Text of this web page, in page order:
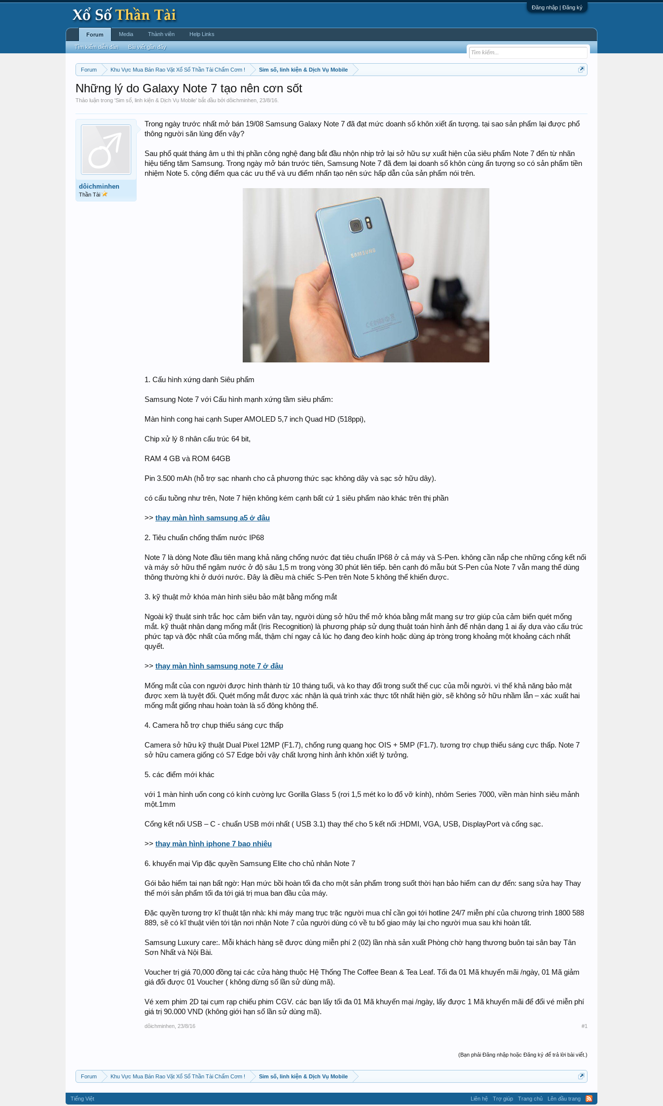
Đăng nhập | Đăng ký
Forum Khu Vực Mua Bán Rao Vặt Xổ Số Thần Tài Chấm Cơm ! Sim số, linh kiện & Dịch Vụ Mobile
Những lý do Galaxy Note 7 tạo nên cơn sốt
Thảo luận trong 'Sim số, linh kiện & Dịch Vụ Mobile' bắt đầu bởi dôichminhen 23/8/16
dôichminhen
Thần Tài
Trong ngày trước nhất mở bán 19/08 Samsung Galaxy Note 7 đã đạt mức doanh số khôn xiết ấn tượng. tại sao sản phẩm lại được phổ
thông người săn lùng đến vậy?
Sau phổ quát tháng âm u thì thị phần công nghệ đang bắt đầu nhộn nhịp trở lại sở hữu sự xuất hiện của siêu phẩm Note 7 đến từ nhãn
hiệu tiếng tăm Samsung. Trong ngày mở bán trước tiên, Samsung Note 7 đã đem lại doanh số khôn cùng ấn tượng so có sản phẩm tiền
nhiệm Note 5. cộng điểm qua các ưu thế và ưu điểm nhấn tạo nên sức hấp dẫn của sản phẩm nói trên.
1. Cấu hình xứng danh Siêu phẩm
Samsung Note 7 với Cấu hình mạnh xứng tầm siêu phẩm:
Màn hình cong hai cạnh Super AMOLED 5,7 inch Quad HD (518ppi),
Chip xử lý 8 nhân cấu trúc 64 bit,
RAM 4 GB và ROM 64GB
Pin 3.500 mAh (hỗ trợ sạc nhanh cho cả phương thức sạc không dây và sạc sở hữu dây).
có cấu tuồng như trên, Note 7 hiện không kém cạnh bất cứ 1 siêu phẩm nào khác trên thị phần
>> thay màn hình samsung a5 ở đâu
2. Tiêu chuẩn chống thấm nước IP68
Note 7 là dòng Note đầu tiên mang khả năng chống nước đạt tiêu chuẩn IP68 ở cả máy và S-Pen. không cần nắp che những cổng kết nối
và máy sở hữu thể ngâm nước ở độ sâu 1,5 m trong vòng 30 phút liên tiếp. bên cạnh đó mẫu bút S-Pen của Note 7 vẫn mang thể dùng
thông thường khi ở dưới nước. Đây là điều mà chiếc S-Pen trên Note 5 không thể khiến được.
3. kỹ thuật mở khóa màn hình siêu bảo mật bằng mống mắt
Ngoài kỹ thuật sinh trắc học cảm biến vân tay, người dùng sở hữu thể mở khóa bằng mắt mang sự trợ giúp của cảm biến quét mống
mắt. kỹ thuật nhận dạng mống mắt (Iris Recognition) là phương pháp sử dụng thuật toán hình ảnh để nhận dạng 1 ai ấy dựa vào cấu trúc
phức tạp và độc nhất của mống mắt, thậm chí ngay cả lúc họ đang đeo kính hoặc dùng áp tròng trong khoảng một khoảng cách nhất
quyết.
>> thay màn hình samsung note 7 ở đâu
Mống mắt của con người được hình thành từ 10 tháng tuổi, và ko thay đổi trong suốt thế cục của mỗi người. vì thế khả năng bảo mật
được xem là tuyệt đối. Quét mống mắt được xác nhận là quá trình xác thực tốt nhất hiện giờ, sẽ không sở hữu nhầm lẫn – xác xuất hai
mống mắt giống nhau hoàn toàn là số đông không thể.
4. Camera hỗ trợ chụp thiếu sáng cực thấp
Camera sở hữu kỹ thuật Dual Pixel 12MP (F1.7), chống rung quang học OIS + 5MP (F1.7). tương trợ chụp thiếu sáng cực thấp. Note 7
sở hữu camera giống có S7 Edge bởi vậy chất lượng hình ảnh khôn xiết lý tưởng.
5. các điểm mới khác
với 1 màn hình uốn cong có kính cường lực Gorilla Glass 5 (rơi 1,5 mét ko lo đổ vỡ kính), nhôm Series 7000, viền màn hình siêu mảnh
một.1mm
Cổng kết nối USB – C - chuẩn USB mới nhất ( USB 3.1) thay thế cho 5 kết nối :HDMI, VGA, USB, DisplayPort và cổng sạc.
>> thay màn hình iphone 7 bao nhiêu
6. khuyến mại Vip đặc quyền Samsung Elite cho chủ nhân Note 7
Gói bảo hiểm tai nạn bất ngờ: Hạn mức bồi hoàn tối đa cho một sản phẩm trong suốt thời hạn bảo hiểm can dự đến: sang sửa hay Thay
thế mới sản phẩm tối đa tới giá trị mua ban đầu của máy.
Đặc quyền tương trợ kĩ thuật tận nhà: khi máy mang trục trặc người mua chỉ cần gọi tới hotline 24/7 miễn phí của chương trình 1800 588
889, sẽ có kĩ thuật viên tới tận nơi nhận Note 7 của người dùng có về tu bổ giao máy lại cho người mua sau khi hoàn tất.
Samsung Luxury care:. Mỗi khách hàng sẽ được dùng miễn phí 2 (02) lần nhà sản xuất Phòng chờ hạng thương buôn tại sân bay Tân
Sơn Nhất và Nội Bài.
Voucher trị giá 70,000 đồng tại các cửa hàng thuộc Hệ Thống The Coffee Bean & Tea Leaf. Tối đa 01 Mã khuyến mãi /ngày, 01 Mã giảm
giá đổi được 01 Voucher ( không dừng số lần sử dùng mã).
Vé xem phim 2D tại cụm rạp chiếu phim CGV. các bạn lấy tối đa 01 Mã khuyến mại /ngày, lấy được 1 Mã khuyến mãi để đổi vé miễn phí
giá trị 90.000 VND (không giới hạn số lần sử dùng mã).
dôichminhen 23/8/16 #1
(Bạn phải Đăng nhập hoặc Đăng ký để trả lời bài viết.)
Forum Khu Vực Mua Bán Rao Vặt Xổ Số Thần Tài Chấm Cơm ! Sim số, linh kiện & Dịch Vụ Mobile
Forum
Tìm kiếm diễn đàn Bài viết gần đây
Media Thành viên Help Links
Tiếng Việt Liên hệ Trợ giúp Trang chủ Lên đầu trang